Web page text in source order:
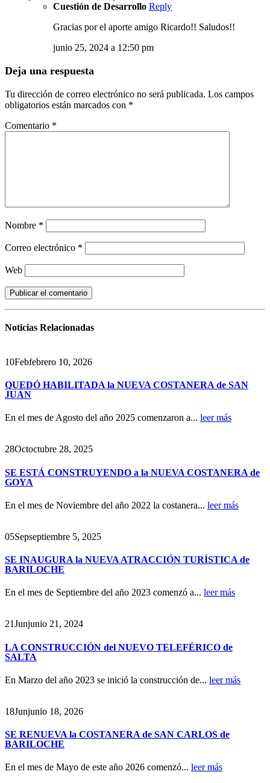
Cuestión de Desarrollo Reply
Gracias por el aporte amigo Ricardo!! Saludos!!
junio 25, 2024 a 12:50 pm
Deja una respuesta
Tu dirección de correo electrónico no será publicada. Los campos
obligatorios están marcados con *
Comentario *
Nombre *
Correo electrónico *
Web
Noticias Relacionadas
10Febfebrero 10, 2026
QUEDÓ HABILITADA la NUEVA COSTANERA de SAN
JUAN
En el mes de Agosto del año 2025 comenzaron a... leer más
28Octoctubre 28, 2025
SE ESTÁ CONSTRUYENDO a la NUEVA COSTANERA de
GOYA
En el mes de Noviembre del año 2022 la costanera... leer más
05Sepseptiembre 5, 2025
SE INAUGURA la NUEVA ATRACCIÓN TURÍSTICA de
BARILOCHE
En el mes de Septiembre del año 2023 comenzó a... leer más
21Junjunio 21, 2024
LA CONSTRUCCIÓN del NUEVO TELEFÉRICO de
SALTA
En Marzo del año 2023 se inició la construcción de... leer más
18Junjunio 18, 2026
SE RENUEVA la COSTANERA de SAN CARLOS de
BARILOCHE
En el mes de Mayo de este año 2026 comenzó... leer más